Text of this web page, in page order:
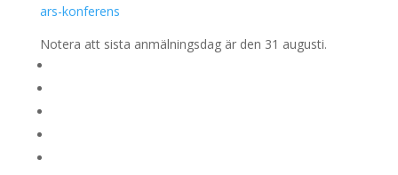
ars-konferens
Notera att sista anmälningsdag är den 31 augusti.